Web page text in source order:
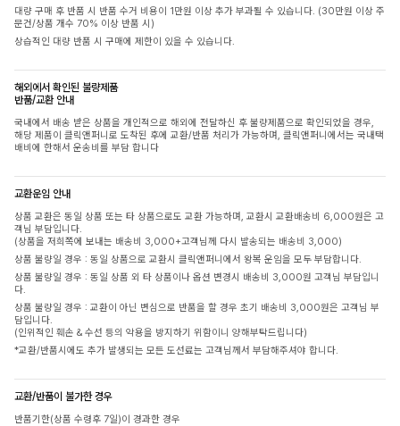
대량 구매 후 반품 시 반품 수거 비용이 1만원 이상 추가 부과될 수 있습니다. (30만원 이상 주
문건/상품 개수 70% 이상 반품 시)
상습적인 대량 반품 시 구매에 제한이 있을 수 있습니다.
해외에서 확인된 불량제품
반품/교환 안내
국내에서 배송 받은 상품을 개인적으로 해외에 전달하신 후 불량제품으로 확인되었을 경우,
해당 제품이 클릭앤퍼니로 도착된 후에 교환/반품 처리가 가능하며, 클릭앤퍼니에서는 국내택
배비에 한해서 운송비를 부담 합니다
교환운임 안내
상품 교환은 동일 상품 또는 타 상품으로도 교환 가능하며, 교환시 교환배송비 6,000원은 고
객님 부담입니다.
(상품을 저희쪽에 보내는 배송비 3,000+고객님께 다시 발송되는 배송비 3,000)
상품 불량일 경우 : 동일 상품으로 교환시 클릭앤퍼니에서 왕복 운임을 모두 부담합니다.
상품 불량일 경우 : 동일 상품 외 타 상품이나 옵션 변경시 배송비 3,000원 고객님 부담입니
다.
상품 불량일 경우 : 교환이 아닌 변심으로 반품을 할 경우 초기 배송비 3,000원은 고객님 부
담입니다.
(인위적인 훼손 & 수선 등의 악용을 방지하기 위함이니 양해부탁드립니다)
*교환/반품시에도 추가 발생되는 모든 도선료는 고객님께서 부담해주셔야 합니다.
교환/반품이 불가한 경우
반품기한(상품 수령후 7일)이 경과한 경우